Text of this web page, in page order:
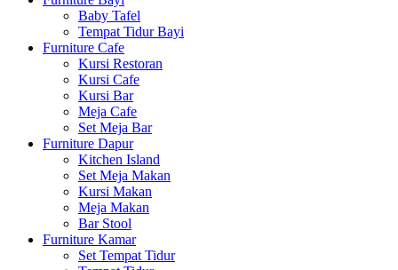
Baby Tafel
Tempat Tidur Bayi
Furniture Cafe
Kursi Restoran
Kursi Cafe
Kursi Bar
Meja Cafe
Set Meja Bar
Furniture Dapur
Kitchen Island
Set Meja Makan
Kursi Makan
Meja Makan
Bar Stool
Furniture Kamar
Set Tempat Tidur